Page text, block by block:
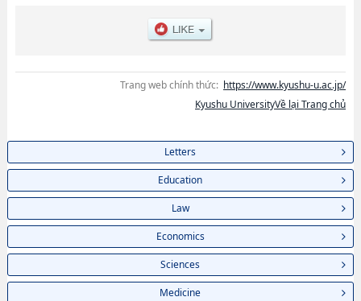
AgriculturehoặcNgành DesignhoặcNgành International Undergraduate
Program (Engineering)hoặcNgành International Undergraduate Program
tuyển như số lượng tuyển sinh, số lượng trúng tuyển, cở sở trang thiết bị,
hướng dẫn địa điểm v.v...
Trang web chính thức: https://www.kyushu-u.ac.jp/
Kyushu UniversityVề lại Trang chủ
Letters
Education
Law
Economics
Sciences
Medicine